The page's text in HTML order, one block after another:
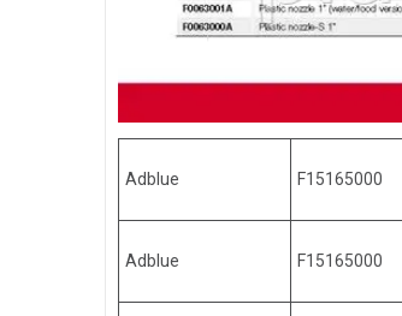
Adblue F15165000
Adblue F15165000